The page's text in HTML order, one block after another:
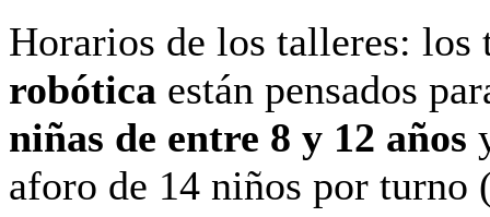
Horarios de los talleres: los
robótica están pensados
niñas de entre 8 y 12 años
aforo de 14 niños por turno